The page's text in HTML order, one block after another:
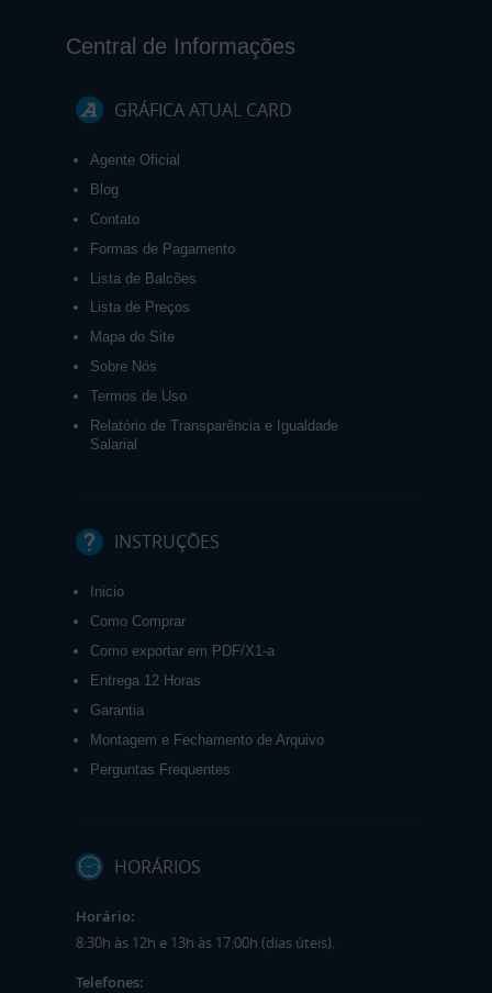
Central de Informações
GRÁFICA ATUAL CARD
Agente Oficial
Blog
Contato
Formas de Pagamento
Lista de Balcões
Lista de Preços
Mapa do Site
Sobre Nós
Termos de Uso
Relatório de Transparência e Igualdade
Salarial
INSTRUÇÕES
Inicio
Como Comprar
Como exportar em PDF/X1-a
Entrega 12 Horas
Garantia
Montagem e Fechamento de Arquivo
Perguntas Frequentes
HORÁRIOS
Horário:
8:30h às 12h e 13h às 17:00h (dias úteis).
Telefones: